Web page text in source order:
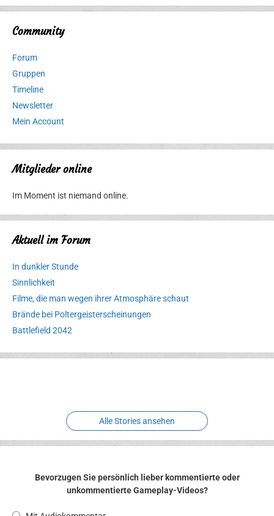
Community
Forum
Gruppen
Timeline
Newsletter
Mein Account
Mitglieder online
Im Moment ist niemand online.
Aktuell im Forum
In dunkler Stunde
Sinnlichkeit
Filme, die man wegen ihrer Atmosphäre schaut
Brände bei Poltergeisterscheinungen
Battlefield 2042
Erlebnispark
Verbotene
Alle Stories ansehen
Bevorzugen Sie persönlich lieber kommentierte oder
unkommentierte Gameplay-Videos?